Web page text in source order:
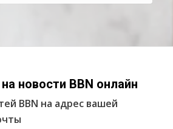
новости BBN онлайн
BBN на адрес вашей